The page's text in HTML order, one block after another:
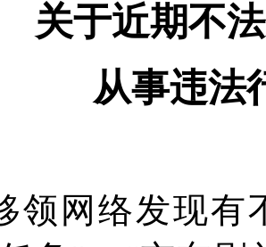
关于近期不
从事违法
领网络发现有